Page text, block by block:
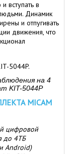
вступать в
Динамик
и отпугивать
движения, что
5044P.
MICAM
цифровой
до 4ТБ
Android)